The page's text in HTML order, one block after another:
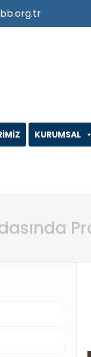
KURUMSAL